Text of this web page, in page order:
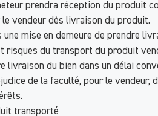
prendra réception du produit
vendeur dès livraison du produit.
une mise en demeure de prendre
risques du transport du produit
livraison du bien dans un délai
de la faculté, pour le
transporté